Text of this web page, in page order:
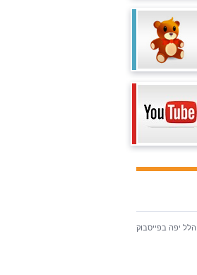
הלל יפה בפייסבוק